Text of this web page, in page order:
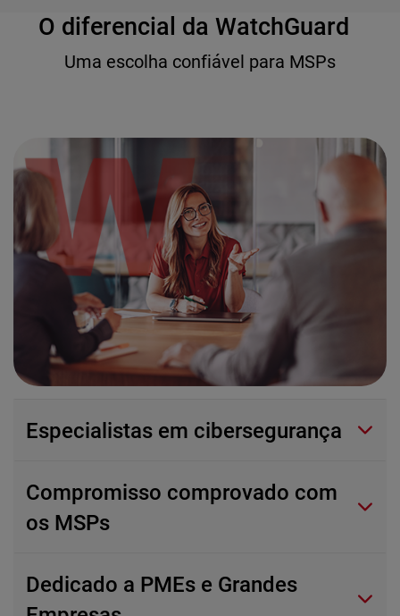
O diferencial da WatchGuard
Uma escolha confiável para MSPs
Especialistas em cibersegurança
Compromisso comprovado com
os MSPs
Dedicado a PMEs e Grandes